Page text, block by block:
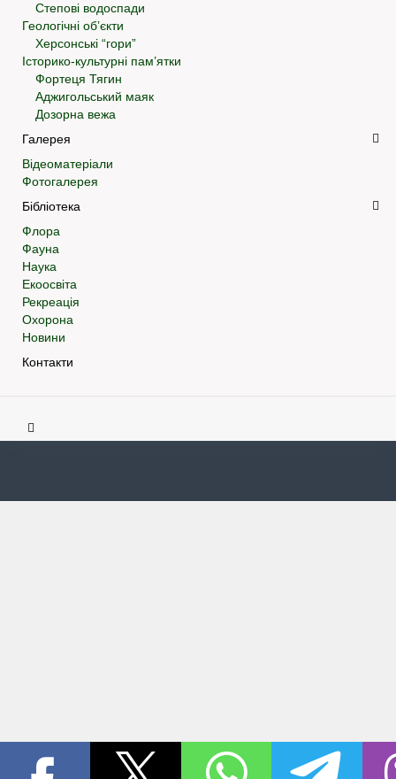
Степові водоспади
Геологічні об’єкти
Херсонські “гори”
Історико-культурні пам’ятки
Фортеця Тягин
Аджигольський маяк
Дозорна вежа
Галерея
Відеоматеріали
Фотогалерея
Бібліотека
Флора
Фауна
Наука
Екоосвіта
Рекреація
Охорона
Новини
Контакти